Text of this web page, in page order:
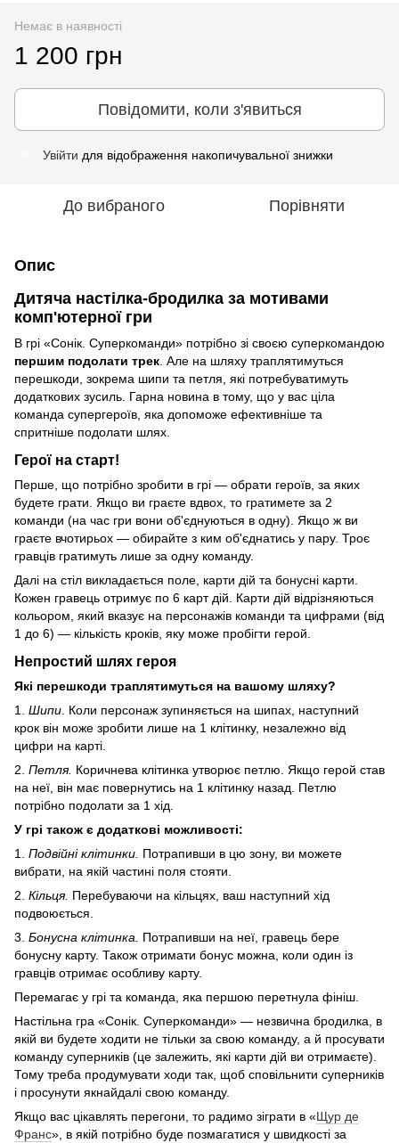
Немає в наявності
1 200 грн
Повідомити, коли з'явиться
Увійти для відображення накопичувальної знижки
До вибраного Порівняти
Опис
Дитяча настілка-бродилка за мотивами
комп'ютерної гри
В грі «Сонік. Суперкоманди» потрібно зі своєю суперкомандою
першим подолати трек . Але на шляху траплятимуться
перешкоди, зокрема шипи та петля, які потребуватимуть
додаткових зусиль. Гарна новина в тому, що у вас ціла
команда супергероїв, яка допоможе ефективніше та
спритніше подолати шлях.
Герої на старт!
Перше, що потрібно зробити в грі — обрати героїв, за яких
будете грати. Якщо ви граєте вдвох, то гратимете за 2
команди (на час гри вони об'єднуються в одну). Якщо ж ви
граєте вчотирьох — обирайте з ким об'єднатись у пару. Троє
гравців гратимуть лише за одну команду.
Далі на стіл викладається поле, карти дій та бонусні карти.
Кожен гравець отримує по 6 карт дій. Карти дій відрізняються
кольором, який вказує на персонажів команди та цифрами (від
1 до 6) — кількість кроків, яку може пробігти герой.
Непростий шлях героя
Які перешкоди траплятимуться на вашому шляху?
1. Шипи . Коли персонаж зупиняється на шипах, наступний
крок він може зробити лише на 1 клітинку, незалежно від
цифри на карті.
2. Петля. Коричнева клітинка утворює петлю. Якщо герой став
на неї, він має повернутись на 1 клітинку назад. Петлю
потрібно подолати за 1 хід.
У грі також є додаткові можливості:
1. Подвійні клітинки. Потрапивши в цю зону, ви можете
вибрати, на якій частині поля стояти.
2. Кільця. Перебуваючи на кільцях, ваш наступний хід
подвоюється.
3. Бонусна клітинка.
Потрапивши на неї, гравець бере
бонусну карту. Також отримати бонус можна, коли один із
гравців отримає особливу карту.
Перемагає у грі та команда, яка першою перетнула фініш.
Настільна гра «Сонік. Суперкоманди» — незвична бродилка, в
якій ви будете ходити не тільки за свою команду, а й просувати
команду суперників (це залежить, які карти дій ви отримаєте).
Тому треба продумувати ходи так, щоб сповільнити суперників
і просунути якнайдалі свою команду.
Якщо вас цікавлять перегони, то радимо зіграти в «Щур де
Франс», в якій потрібно буде позмагатися у швидкості за